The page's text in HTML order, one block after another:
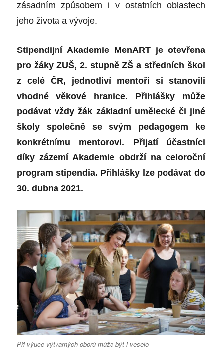
zásadním způsobem i v ostatních oblastech
jeho života a vývoje.
Stipendijní Akademie MenART je otevřena
pro žáky ZUŠ, 2. stupně ZŠ a středních škol
z celé ČR, jednotliví mentoři si stanovili
vhodné věkové hranice. Přihlášky může
podávat vždy žák základní umělecké či jiné
školy společně se svým pedagogem ke
konkrétnímu mentorovi. Přijatí účastníci
díky zázemí Akademie obdrží na celoroční
program stipendia. Přihlášky lze podávat do
30. dubna 2021.
Při výuce výtvarných oborů může být i veselo